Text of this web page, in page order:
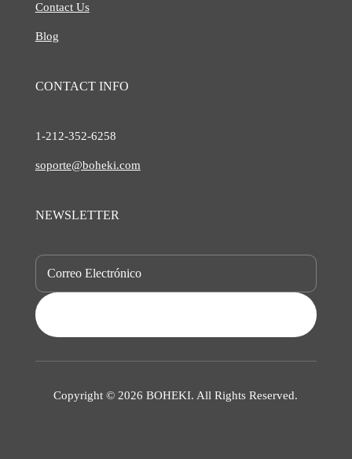
Contact Us
Blog
CONTACT INFO
1-212-352-6258
soporte@boheki.com
NEWSLETTER
Copyright © 2026 BOHEKI. All Rights Reserved.